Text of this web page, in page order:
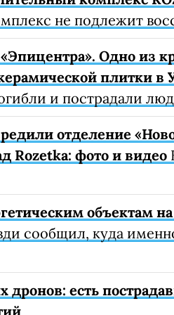
не подлежит
Одно из
плитки в
и пострадали
отделение
Rozetka: фото и видео
объектам
сообщил, куда
дронов: есть